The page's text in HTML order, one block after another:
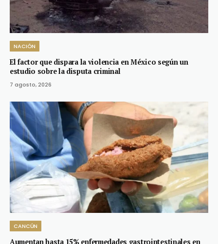
NACIÓN
El factor que dispara la violencia en México según un
estudio sobre la disputa criminal
7 agosto, 2026
CANCÚN
Aumentan hasta 15% enfermedades gastrointestinales en